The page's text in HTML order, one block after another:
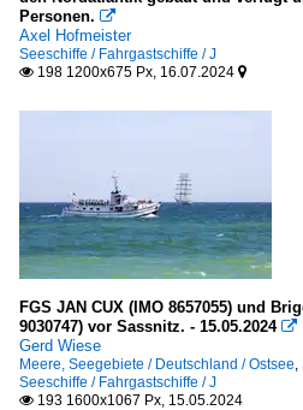
Personen. 
Axel Hofmeister
Seeschiffe / Fahrgastschiffe / J
 198 1200x675 Px, 16.07.2024 
FGS JAN CUX (IMO 8657055) und
9030747) vor Sassnitz. - 15.05.2024 
Gerd Wiese
Meere, Seegebiete / Deutschland / Ostsee
Seeschiffe / Fahrgastschiffe / J
 193 1600x1067 Px, 15.05.2024